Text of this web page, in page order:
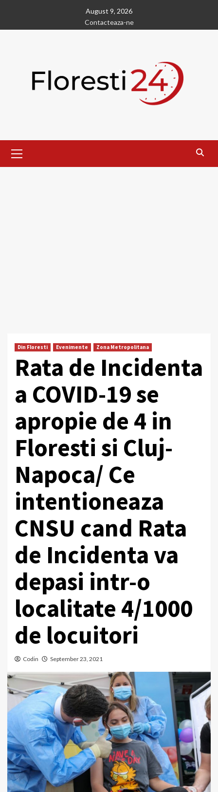
content
August 9, 2026
Contacteaza-ne
Menu
Din Floresti Evenimente Zona Metropolitana
Rata de Incidenta
a COVID-19 se
apropie de 4 in
Floresti si Cluj-
Napoca/ Ce
intentioneaza
CNSU cand Rata
de Incidenta va
depasi intr-o
localitate 4/1000
de locuitori
Codin September 23, 2021